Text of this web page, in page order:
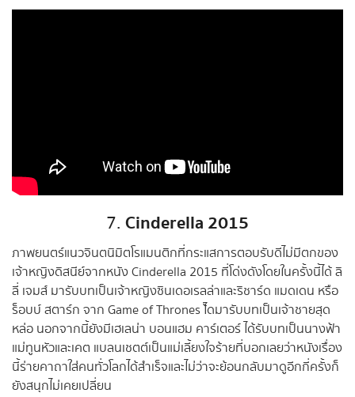
7. Cinderella 2015
ภาพยนตร์แนวจินตนิมิตโรแมนติกที่กระแสการตอบรับดีไม่มีตกของ
เจ้าหญิงดิสนีย์จากหนัง Cinderella 2015 ที่โด่งดังโดยในครั้งนี้ได้ ลิ
ลี่ เจมส์ มารับบทเป็นเจ้าหญิงซินเดอเรลล่าและริชาร์ด แมดเดน หรือ
ร็อบบ์ สตาร์ก จาก Game of Thrones ไ้ดมารับบทเป็นเจ้าชายสุด
หล่อ นอกจากนี้ยังมีเฮเลน่า บอนแฮม คาร์เตอร์ ได้รับบทเป็นนางฟ้า
แม่ทูนหัวและเคต แบลนเชตต์เป็นแม่เลี้ยงใจร้ายที่บอกเลยว่าหนังเรื่อง
นี้ร่ายคาถาใส่คนทั่วโลกได้สำเร็จและไม่ว่าจะย้อนกลับมาดูอีกกี่ครั้งก็
ยังสนุกไม่เคยเปลี่ยน